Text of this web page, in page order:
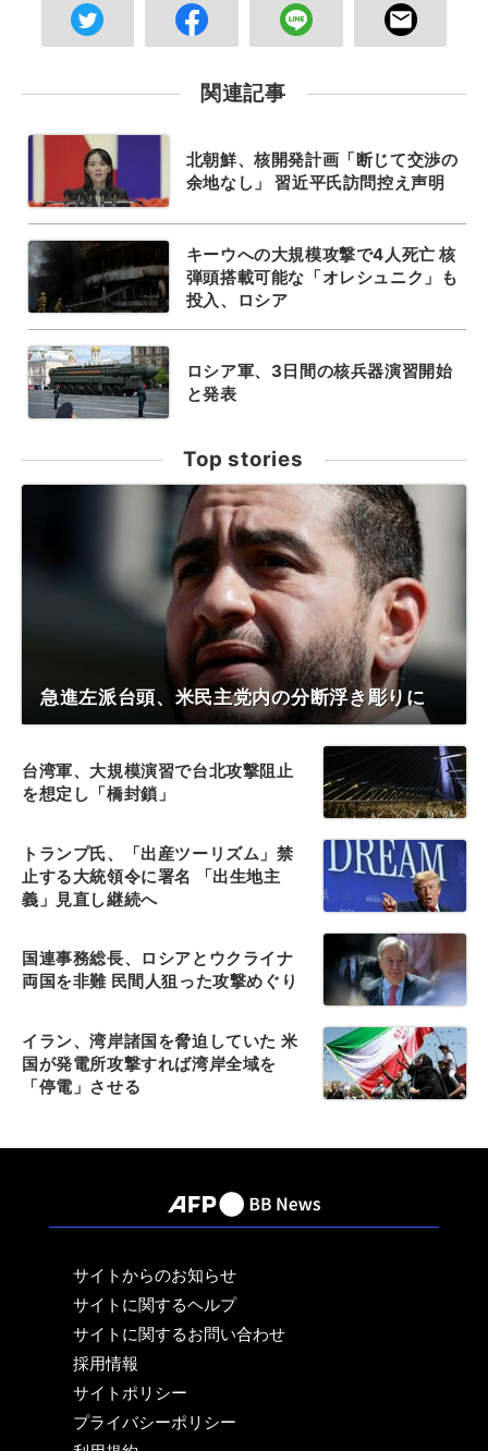
関連記事
北朝鮮、核開発計画「断じて交渉の
余地なし」 習近平氏訪問控え声明
キーウへの大規模攻撃で4人死亡 核
弾頭搭載可能な「オレシュニク」も
投入、ロシア
ロシア軍、3日間の核兵器演習開始
と発表
Top stories
急進左派台頭、米民主党内の分断浮き彫りに
台湾軍、大規模演習で台北攻撃阻止
を想定し「橋封鎖」
トランプ氏、「出産ツーリズム」禁
止する大統領令に署名 「出生地主
義」見直し継続へ
国連事務総長、ロシアとウクライナ
両国を非難 民間人狙った攻撃めぐり
イラン、湾岸諸国を脅迫していた 米
国が発電所攻撃すれば湾岸全域を
「停電」させる
サイトからのお知らせ
サイトに関するヘルプ
サイトに関するお問い合わせ
採用情報
サイトポリシー
プライバシーポリシー